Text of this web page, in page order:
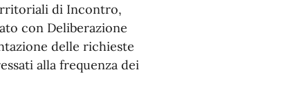
di Incontro,
con Deliberazione
delle richieste
alla frequenza dei